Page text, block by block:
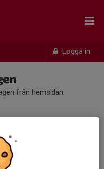
Logga in
från hemsidan.